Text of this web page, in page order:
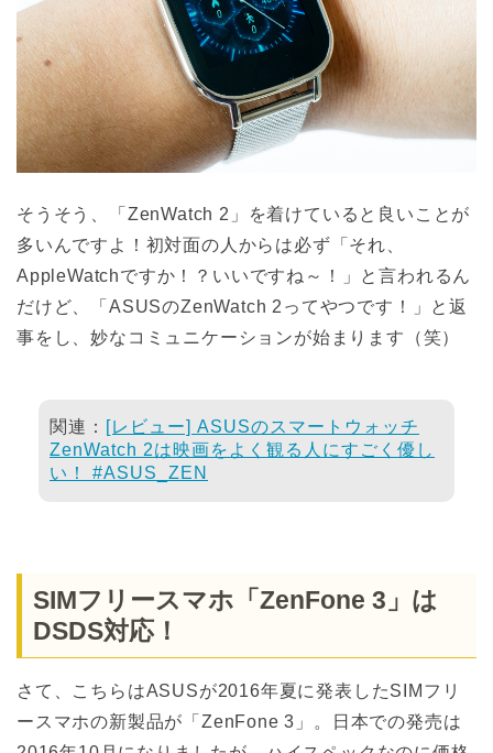
そうそう、「ZenWatch 2」を着けていると良いことが
多いんですよ！初対面の人からは必ず「それ、
AppleWatchですか！？いいですね～！」と言われるん
だけど、「ASUSのZenWatch 2ってやつです！」と返
事をし、妙なコミュニケーションが始まります（笑）
関連：
[レビュー] ASUSのスマートウォッチ
ZenWatch 2は映画をよく観る人にすごく優し
い！ #ASUS_ZEN
SIMフリースマホ「ZenFone 3」は
DSDS対応！
さて、こちらはASUSが2016年夏に発表したSIMフリ
ースマホの新製品が「ZenFone 3」。日本での発売は